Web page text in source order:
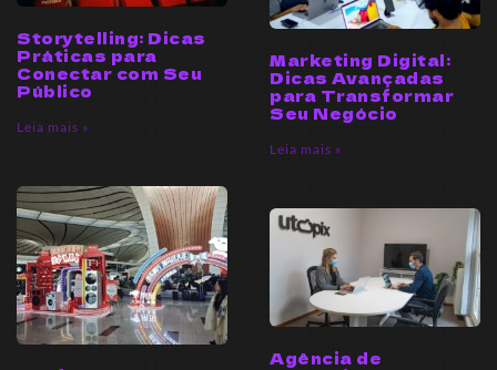
Storytelling: Dicas
Práticas para
Conectar com Seu
Público
Leia mais »
Marketing Digital:
Dicas Avançadas
para Transformar
Seu Negócio
Leia mais »
Agência de